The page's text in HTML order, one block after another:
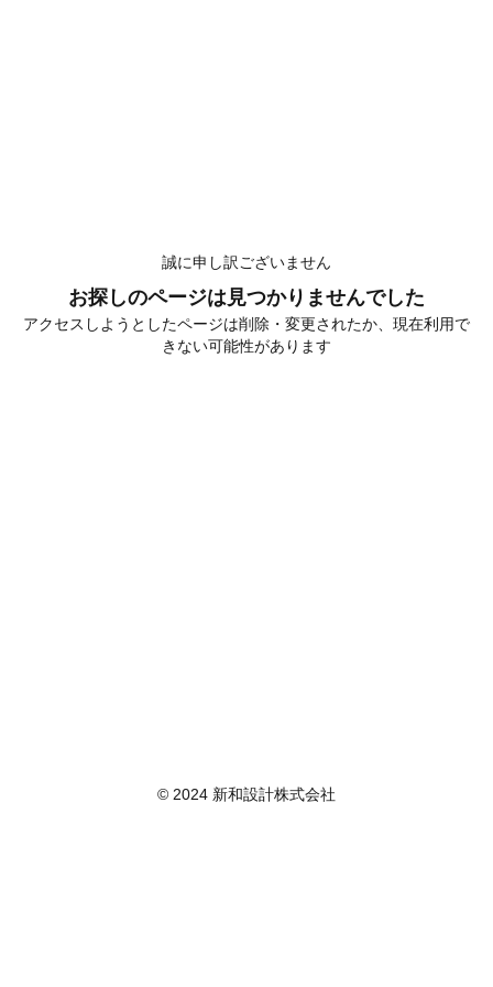
誠に申し訳ございません
お探しのページは見つかりませんでした
アクセスしようとしたページは削除・変更されたか、現在利用で
きない可能性があります
© 2024 新和設計株式会社